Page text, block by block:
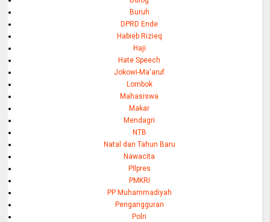
Buruh
DPRD Ende
Habieb Rizieq
Haji
Hate Speech
Jokowi-Ma'aruf
Lombok
Mahasiswa
Makar
Mendagri
NTB
Natal dan Tahun Baru
Nawacita
PIlpres
PMKRI
PP Muhammadiyah
Pengangguran
Polri